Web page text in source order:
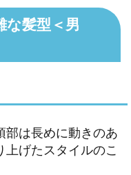
な髪型＜男
部は長めに動きのあ
げたスタイルのこ